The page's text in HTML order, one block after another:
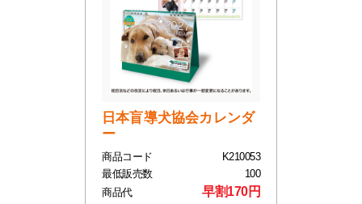
日本盲導犬協会カレンダ
ー
商品コード
K210053
最低販売数
100
商品代
早割170円